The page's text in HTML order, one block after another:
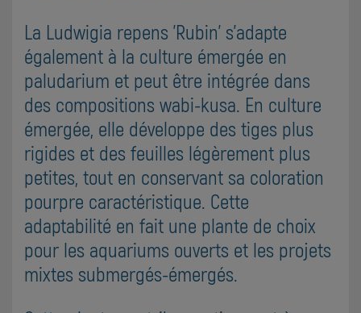
La Ludwigia repens 'Rubin' s'adapte
également à la culture émergée en
paludarium et peut être intégrée dans
des compositions wabi-kusa. En culture
émergée, elle développe des tiges plus
rigides et des feuilles légèrement plus
petites, tout en conservant sa coloration
pourpre caractéristique. Cette
adaptabilité en fait une plante de choix
pour les aquariums ouverts et les projets
mixtes submergés-émergés.